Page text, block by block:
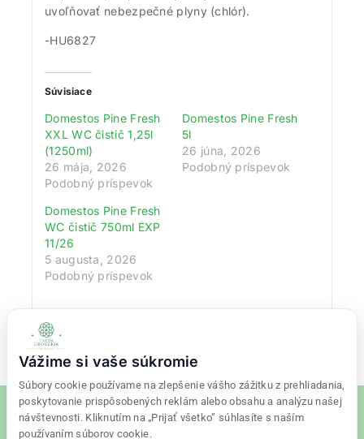
uvoľňovať nebezpečné plyny (chlór).
-HU6827
Súvisiace
Domestos Pine Fresh
XXL WC čistič 1,25l
(1250ml)
26 mája, 2026
Podobný príspevok
Domestos Pine Fresh
5l
26 júna, 2026
Podobný príspevok
Domestos Pine Fresh
WC čistič 750ml EXP
11/26
5 augusta, 2026
Podobný príspevok
Vážime si vaše súkromie
Súbory cookie používame na zlepšenie vášho zážitku z prehliadania,
poskytovanie prispôsobených reklám alebo obsahu a analýzu našej
návštevnosti. Kliknutím na „Prijať všetko” súhlasíte s naším
používaním súborov cookie.